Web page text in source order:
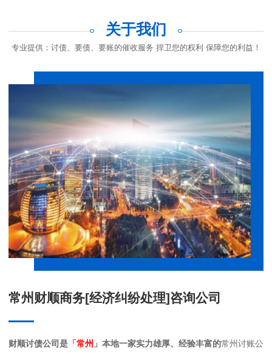
关于我们
专业提供：讨债、要债、要账的催收服务 捍卫您的权利 保障您的利益！
常州财顺商务[经济纠纷处理]咨询公司
财顺讨债公司是「 常州 」本地一家实力雄厚、经验丰富的常州讨账公